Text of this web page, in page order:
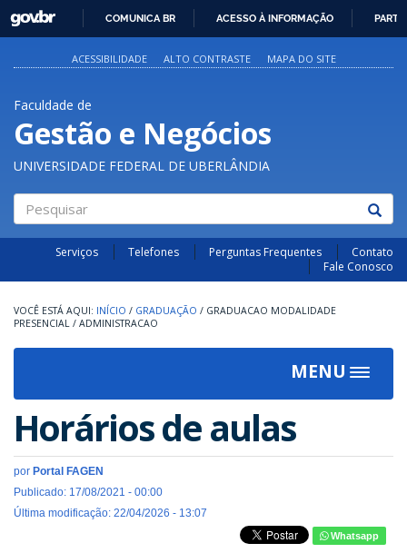
PARA
O
GOVBR
COMUNICA BR ACESSO À INFORMAÇÃO
ACESSIBILIDADE ALTO CONTRASTE MAPA DO SITE
Faculdade de
Gestão e Negócios
UNIVERSIDADE FEDERAL DE UBERLÂNDIA
Pesquisar
Serviços Telefones Perguntas Frequentes
Contato
Fale Conosco
INÍCIO / GRADUAÇÃO / GRADUACAO MODALIDADE
PRESENCIAL / ADMINISTRACAO
MENU
Toggle
Horários de aulas
por Portal FAGEN
Publicado: 17/08/2021 - 00:00
Última modificação: 22/04/2026 - 13:07
Whatsapp